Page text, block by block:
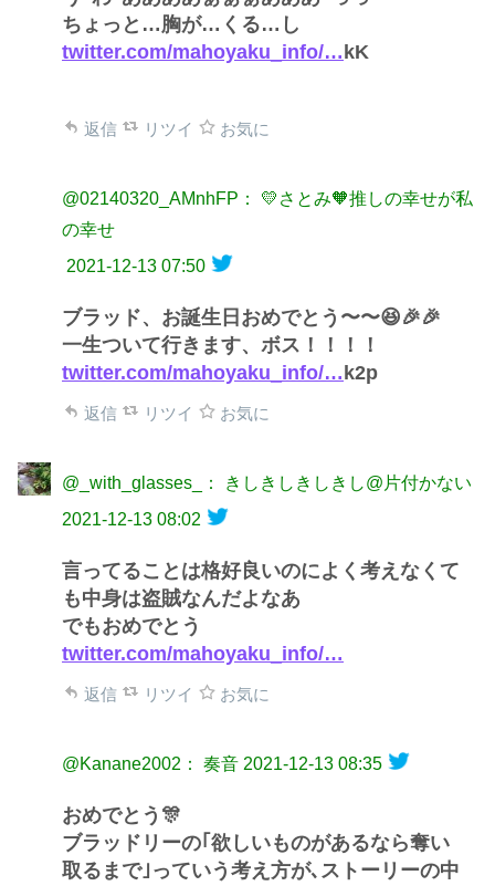
ちょっと…胸が…くる…し
twitter.com/mahoyaku_info/… kK
返信 リツイ お気に
@02140320_AMnhFP： 💛さとみ🧡推しの幸せが私
の幸せ
2021-12-13 07:50
ブラッド、お誕生日おめでとう〜〜😆🎉🎉
一生ついて行きます、ボス！！！！
twitter.com/mahoyaku_info/…k2p
返信 リツイ お気に
@_with_glasses_： きしきしきしきし@片付かない
2021-12-13 08:02
言ってることは格好良いのによく考えなくて
も中身は盗賊なんだよなあ
でもおめでとう
twitter.com/mahoyaku_info/…
返信 リツイ お気に
@Kanane2002： 奏音 2021-12-13 08:35
おめでとう🎊
ブラッドリーの｢欲しいものがあるなら奪い
取るまで｣っていう考え方が､ストーリーの中